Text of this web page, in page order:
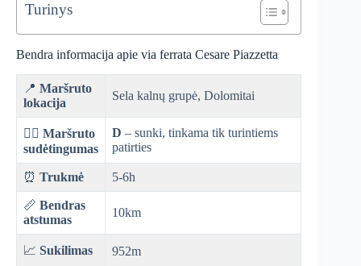
Turinys
Bendra informacija apie via ferrata Cesare Piazzetta
📍 Maršruto
lokacija
Sela kalnų grupė, Dolomitai
🧗‍♀️ Maršruto
sudėtingumas
D – sunki, tinkama tik turintiems
patirties
⏰ Trukmė 5-6h
📏 Bendras
atstumas
10km
📈 Sukilimas 952m